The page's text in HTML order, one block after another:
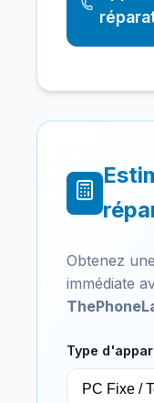
Obtenez
immédiate
Type